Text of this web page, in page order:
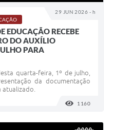
29 JUN 2026 - h
EDUCAÇÃO RECEBE
DO AUXÍLIO
PARA
quarta-feira, 1º de julho,
da documentação
1160